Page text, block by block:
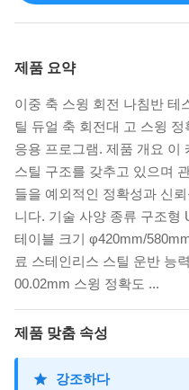
제품 요약
이중 축 스윙 회전 나침반 테
틸 듀얼 축 회전대 고 스윙
응용 프로그램. 제품 개요 이
스틸 구조를 갖추고 있으며
들을 예외적인 정확성과 신
니다. 기술 사양 종류 구조형
테이블 크기 φ420mm/
료 스테인리스 스틸 운반 능
00.02mm 스윙 정확도 ...
제품 맞춤 속성
강조하다